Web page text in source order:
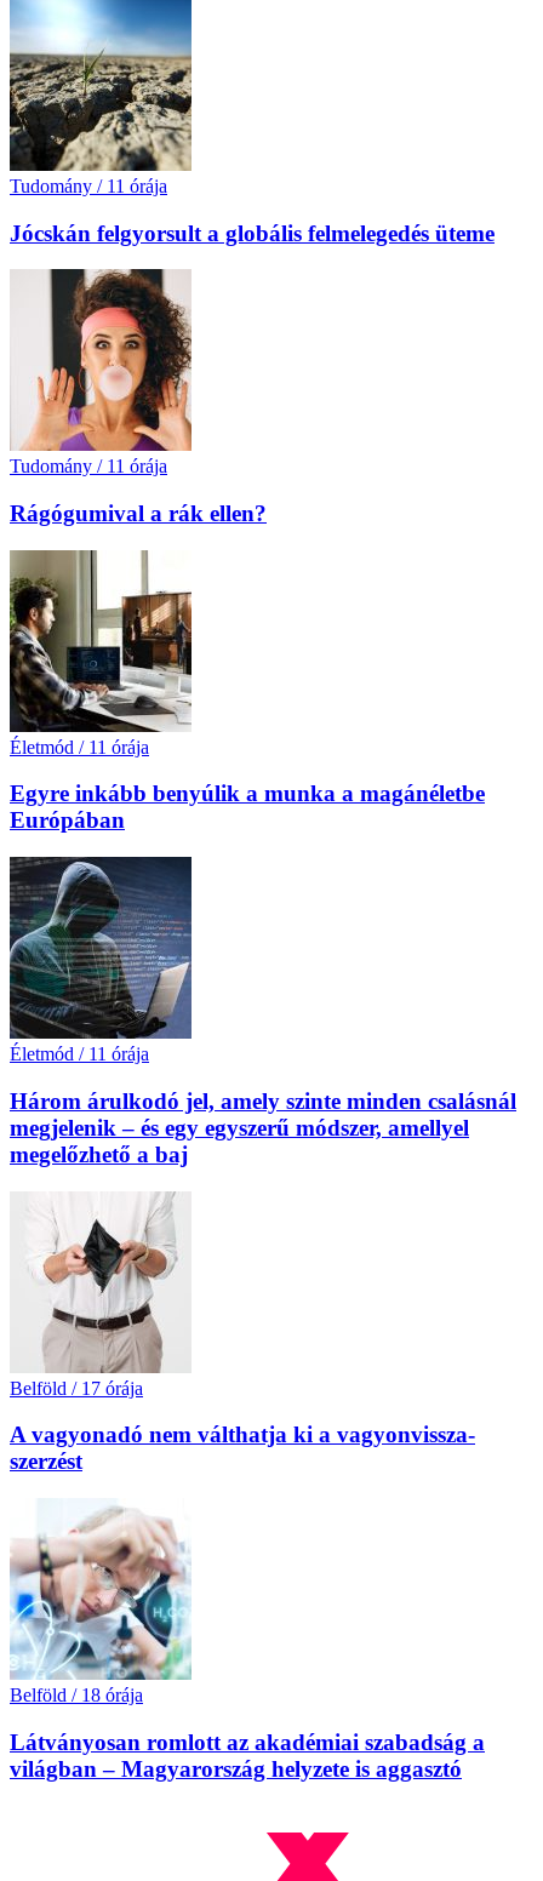
Tudomány / 11 órája
Jócskán felgyorsult a globális felmelegedés üteme
Tudomány / 11 órája
Rágógumival a rák ellen?
Életmód / 11 órája
Egyre inkább benyúlik a munka a magánéletbe
Európában
Életmód / 11 órája
Három árulkodó jel, amely szinte minden csalásnál
megjelenik – és egy egyszerű módszer, amellyel
megelőzhető a baj
Belföld / 17 órája
A vagyonadó nem válthatja ki a vagyon­vissza­
szerzést
Belföld / 18 órája
Látványosan romlott az akadémiai szabadság a
világban – Magyarország helyzete is aggasztó